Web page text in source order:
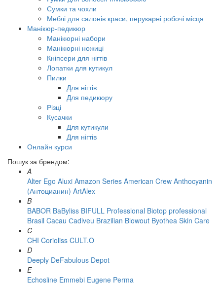
Сумки та чохли
Меблі для салонів краси, перукарні робочі місця
Манікюр-педикюр
Манікюрні набори
Манікюрні ножиці
Кніпсери для нігтів
Лопатки для кутикул
Пилки
Для нігтів
Для педикюру
Різці
Кусачки
Для кутикули
Для нігтів
Онлайн курси
Пошук за брендом:
A
Alter Ego Aluxi Amazon Series American Crew Anthocyanin
(Антоцианин) ArtAlex
B
BABOR BaByliss BIFULL Professional Biotop professional
Brasil Cacau Сadiveu Brazilian Blowout Byothea Skin Care
C
CHI Corioliss CULT.O
D
Deeply DeFabulous Depot
E
Echosline Emmebi Eugene Perma